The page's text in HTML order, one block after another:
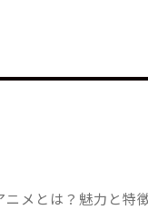
ニメとは？魅力と特